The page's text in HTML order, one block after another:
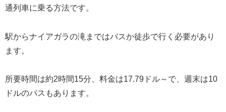
通列車に乗る方法です。
駅からナイアガラの滝まではバスか徒歩で行く必要があり
ます。
所要時間は約2時間15分、料金は17.79ドル～で、週末は10
ドルのパスもあります。